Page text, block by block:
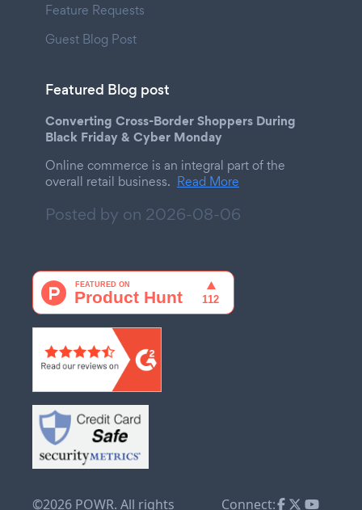
Feature Requests
Guest Blog Post
Featured Blog post
Converting Cross-Border Shoppers During
Black Friday & Cyber Monday
Online commerce is an integral part of the
overall retail business. Read More
Posted by on 2026-08-06
©2026 POWR. All rights Connect: